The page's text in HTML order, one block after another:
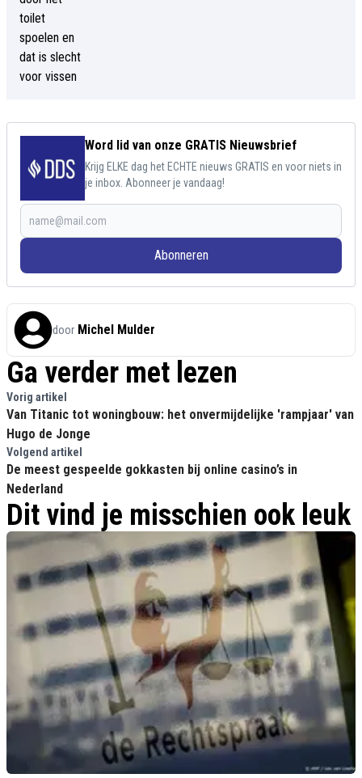
Word lid van onze GRATIS Nieuwsbrief
Krijg ELKE dag het ECHTE nieuws GRATIS en voor niets in
je inbox. Abonneer je vandaag!
Abonneren
door Michel Mulder
Ga verder met lezen
Vorig artikel
Van Titanic tot woningbouw: het onvermijdelijke 'rampjaar' van
Hugo de Jonge
Volgend artikel
De meest gespeelde gokkasten bij online casino’s in
Nederland
Dit vind je misschien ook leuk